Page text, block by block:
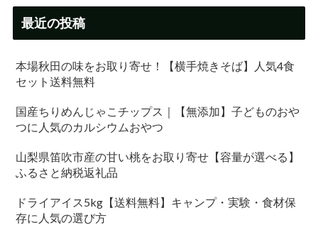
最近の投稿
本場秋田の味をお取り寄せ！【横手焼きそば】人気4食
セット送料無料
国産ちりめんじゃこチップス｜【無添加】子どものおや
つに人気のカルシウムおやつ
山梨県笛吹市産の甘い桃をお取り寄せ【容量が選べる】
ふるさと納税返礼品
ドライアイス5kg【送料無料】キャンプ・実験・食材保
存に人気の選び方